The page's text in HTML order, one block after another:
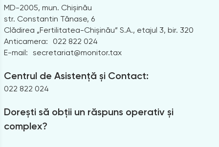
MD-2005, mun. Chișinău
str. Constantin Tănase, 6
Clădirea „Fertilitatea-Chișinău” S.A., etajul 3, bir. 320
Anticamera:
022 822 024
E-mail: secretariat@monitor.tax
Centrul de Asistență și Contact:
022 822 024
Dorești să obții un răspuns operativ și
complex?